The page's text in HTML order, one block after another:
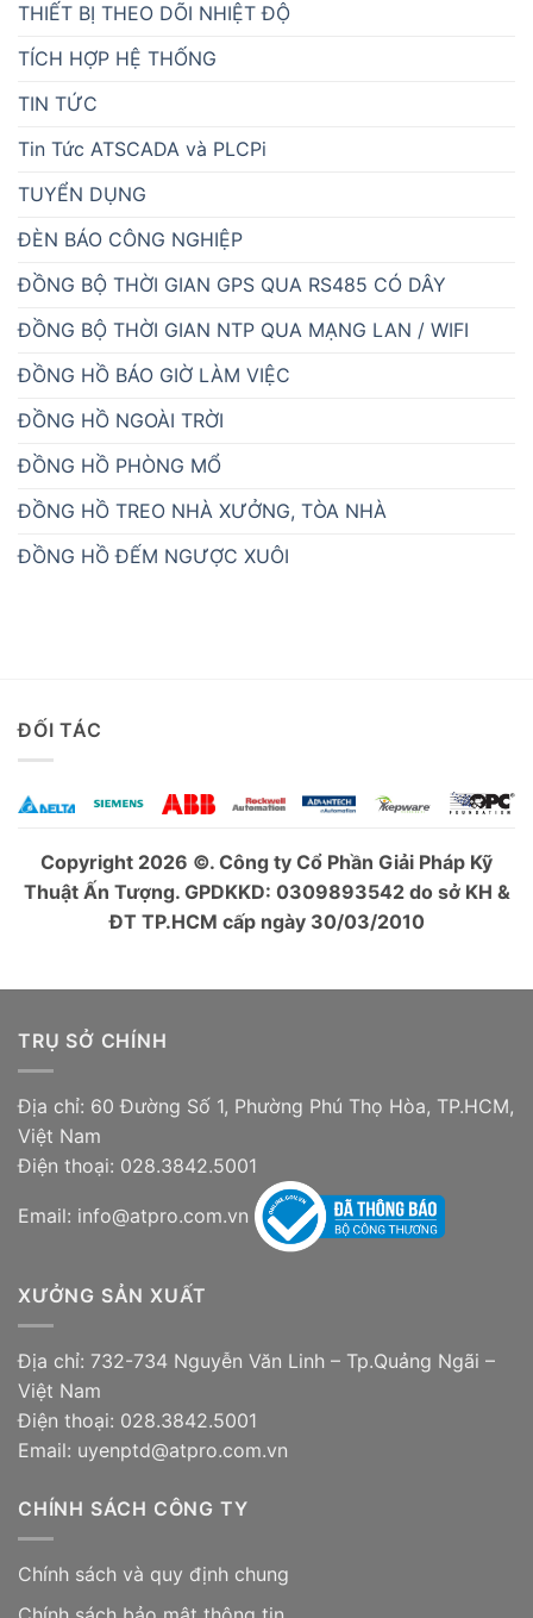
THIẾT BỊ THEO DÕI NHIỆT ĐỘ
TÍCH HỢP HỆ THỐNG
TIN TỨC
Tin Tức ATSCADA và PLCPi
TUYỂN DỤNG
ĐÈN BÁO CÔNG NGHIỆP
ĐỒNG BỘ THỜI GIAN GPS QUA RS485 CÓ DÂY
ĐỒNG BỘ THỜI GIAN NTP QUA MẠNG LAN / WIFI
ĐỒNG HỒ BÁO GIỜ LÀM VIỆC
ĐỒNG HỒ NGOÀI TRỜI
ĐỒNG HỒ PHÒNG MỔ
ĐỒNG HỒ TREO NHÀ XƯỞNG, TÒA NHÀ
ĐỒNG HỒ ĐẾM NGƯỢC XUÔI
ĐỐI TÁC
Copyright 2026 ©. Công ty Cổ Phần Giải Pháp Kỹ
Thuật Ấn Tượng. GPDKKD: 0309893542 do sở KH &
ĐT TP.HCM cấp ngày 30/03/2010
TRỤ SỞ CHÍNH
Địa chỉ: 60 Đường Số 1, Phường Phú Thọ Hòa, TP.HCM,
Việt Nam
Điện thoại: 028.3842.5001
Email: info@atpro.com.vn
XƯỞNG SẢN XUẤT
Địa chỉ: 732-734 Nguyễn Văn Linh – Tp.Quảng Ngãi –
Việt Nam
Điện thoại: 028.3842.5001
Email: uyenptd@atpro.com.vn
CHÍNH SÁCH CÔNG TY
Chính sách và quy định chung